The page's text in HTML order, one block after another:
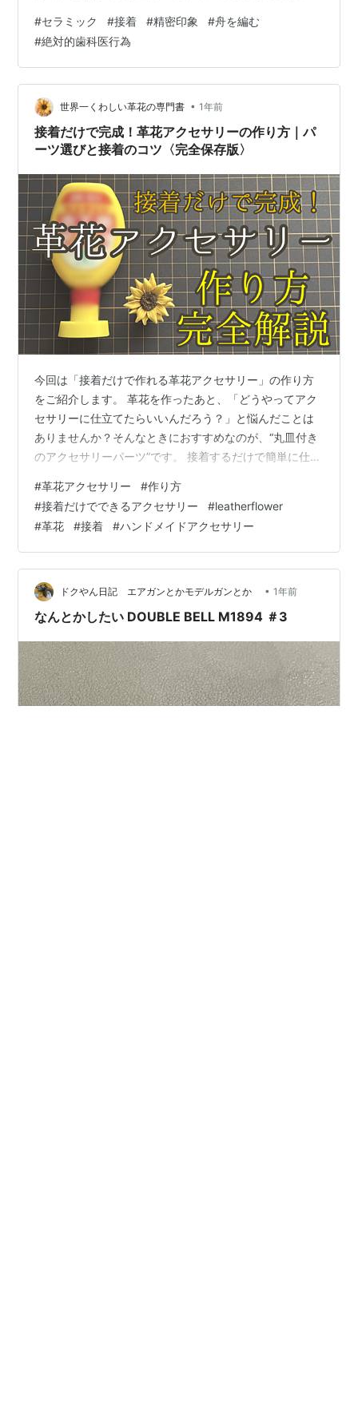
間、 ひまになるとネガティブなことしか思いつかず、 ま
た土台がとれたらどうしよう、とか、 接着は院長先生が
やってくれるだろうかと心配になったりして、 （ネット
で調べると、 歯医者さんの中には 歯科衛生士さんが接着
するところもあるらしくて、 歯の治療相談のサイトを見
ても 問題ないような…
#セラミック #接着 #精密印象 #舟を編む
#絶対的歯科医行為
世界一くわしい革花の専門書 • 1年前
接着だけで完成！革花アクセサリーの作り方｜パ
ーツ選びと接着のコツ〈完全保存版〉
今回は「接着だけで作れる革花アクセサリー」の作り方
をご紹介します。 革花を作ったあと、「どうやってアク
セサリーに仕立てたらいいんだろう？」と悩んだことは
ありませんか？そんなときにおすすめなのが、“丸皿付き
のアクセサリーパーツ”です。 接着するだけで簡単に仕立
り。今回は、私が実際に使っているパーツをいくつかご
紹介しながら、 接着剤の選び方 使い方のコツ 革と金具
の相性 についても、わかりやすく解説していきます。後
半では、実際に接着をしながら「気をつけるポイント」
や「使う量」なども詳しくお伝えしますので、ぜひ最後
までご覧ください。 ※接着剤の使い方…
#革花アクセサリー #作り方
#接着だけでできるアクセサリー #leatherflower
#革花 #接着 #ハンドメイドアクセサリー
ドクやん日記 エアガンとかモデルガンとか • 1年前
なんとかしたい DOUBLE BELL M1894 ＃3